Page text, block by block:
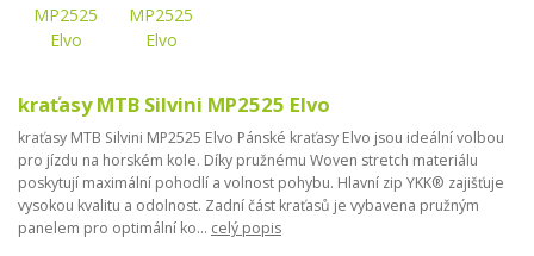
kraťasy MTB Silvini MP2525 Elvo
kraťasy MTB Silvini MP2525 Elvo Pánské kraťasy Elvo jsou ideální volbou
pro jízdu na horském kole. Díky pružnému Woven stretch materiálu
poskytují maximální pohodlí a volnost pohybu. Hlavní zip YKK® zajišťuje
vysokou kvalitu a odolnost. Zadní část kraťasů je vybavena pružným
panelem pro optimální ko... celý popis